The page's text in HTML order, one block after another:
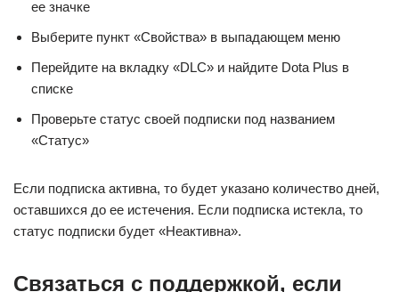
ее значке
Выберите пункт «Свойства» в выпадающем меню
Перейдите на вкладку «DLC» и найдите Dota Plus в
списке
Проверьте статус своей подписки под названием
«Статус»
Если подписка активна, то будет указано количество дней,
оставшихся до ее истечения. Если подписка истекла, то
статус подписки будет «Неактивна».
Связаться с поддержкой, если